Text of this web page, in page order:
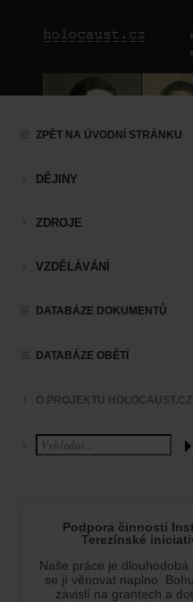
ZPĚT NA ÚVODNÍ STRÁNKU
DĚJINY
ZDROJE
VZDĚLÁVÁNÍ
DATABÁZE DOKUMENTŮ
DATABÁZE OBĚTÍ
O PROJEKTU HOLOCAUST.CZ